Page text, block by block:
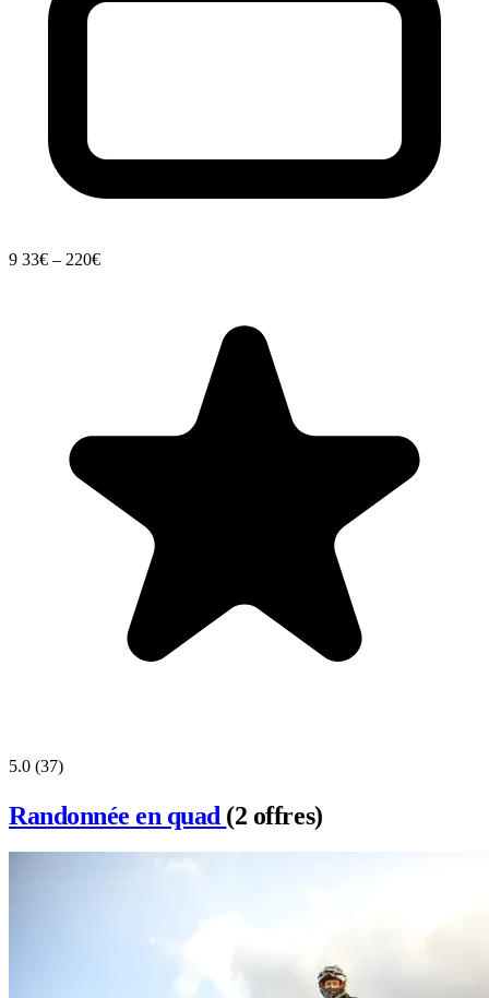
9 33€ – 220€
5.0 (37)
Randonnée en quad (2 offres)